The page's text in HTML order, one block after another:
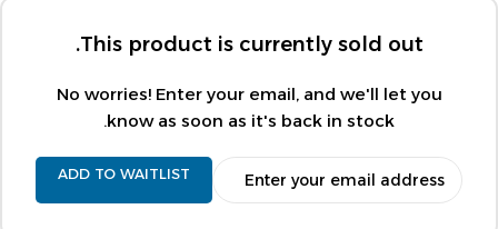
This product is currently sold out.
No worries! Enter your email, and we'll let you
know as soon as it's back in stock.
ADD TO WAITLIST